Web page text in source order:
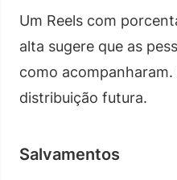
Um Reels com
alta sugere que as
como
distribuição futura.
Salvamentos